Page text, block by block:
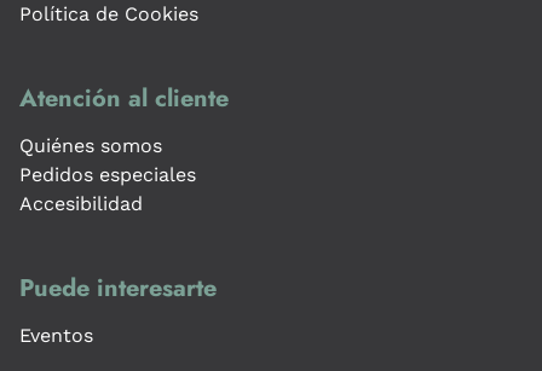
Política de Cookies
Atención al cliente
Quiénes somos
Pedidos especiales
Accesibilidad
Puede interesarte
Eventos